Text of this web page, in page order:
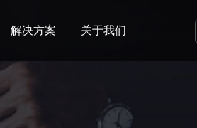
解决方案 关于我们